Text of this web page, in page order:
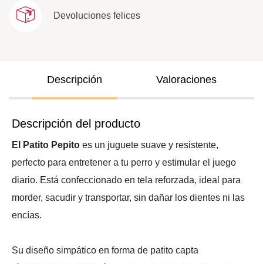
Devoluciones felices
Descripción Valoraciones
Descripción del producto
El Patito Pepito es un juguete suave y resistente,
perfecto para entretener a tu perro y estimular el juego
diario. Está confeccionado en tela reforzada, ideal para
morder, sacudir y transportar, sin dañar los dientes ni las
encías.
Su diseño simpático en forma de patito capta